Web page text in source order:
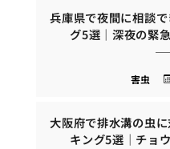
兵庫県で夜間に相談
グ5選｜深夜の緊
害虫
大阪府で排水溝の虫
キング5選｜チョ